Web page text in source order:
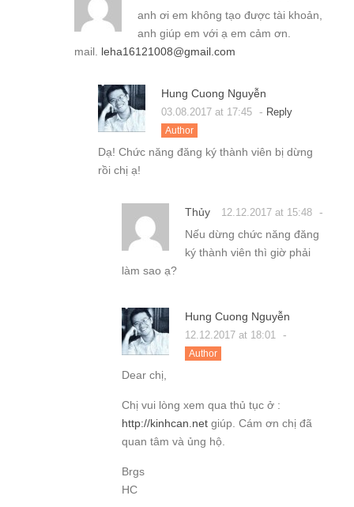
anh ơi em không tạo được tài khoản,
anh giúp em với ạ em cảm ơn.
mail. leha16121008@gmail.com
Hung Cuong Nguyễn
03.08.2017 at 17:45 - Reply
Author
Dạ! Chức năng đăng ký thành viên bị dừng
rồi chị ạ!
Thủy 12.12.2017 at 15:48 -
Nếu dừng chức năng đăng
ký thành viên thì giờ phải
làm sao ạ?
Hung Cuong Nguyễn
12.12.2017 at 18:01 -
Author
Dear chị,
Chị vui lòng xem qua thủ tục ở :
http://kinhcan.net giúp. Cám ơn chị đã
quan tâm và ủng hộ.
Brgs
HC